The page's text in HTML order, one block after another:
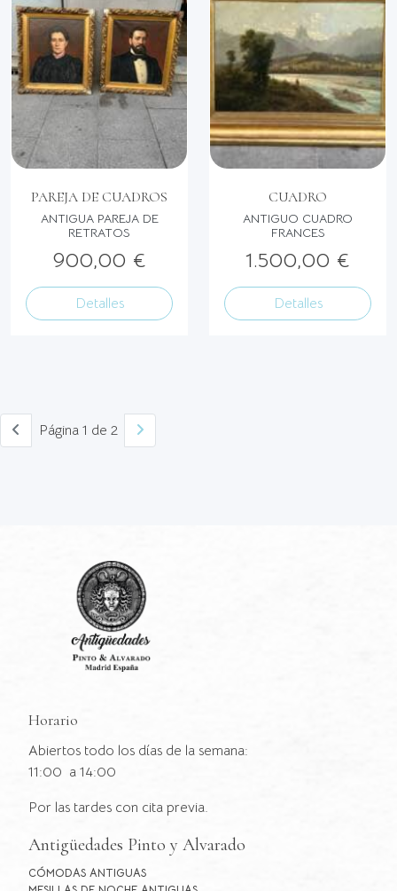
PAREJA DE CUADROS
ANTIGUA PAREJA DE
RETRATOS
900,00 €
Detalles
CUADRO
ANTIGUO CUADRO
FRANCES
1.500,00 €
Detalles
Página 1 de 2
Horario
Abiertos todo los días de la semana:
11:00 a 14:00
Por las tardes con cita previa.
Antigüedades Pinto y Alvarado
CÓMODAS ANTIGUAS